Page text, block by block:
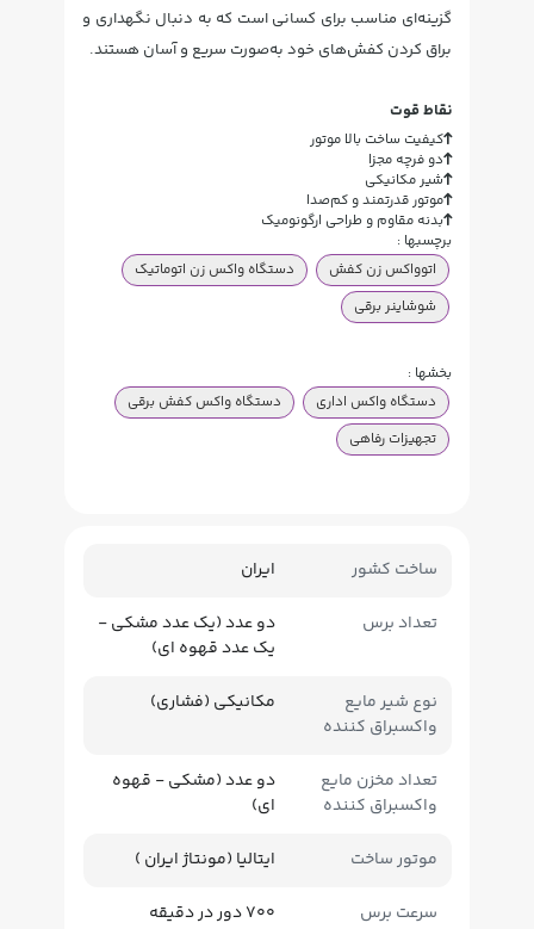
گزینه‌ای مناسب برای کسانی است که به دنبال نگهداری و
براق کردن کفش‌های خود به‌صورت سریع و آسان هستند.
نقاط قوت
کیفیت ساخت بالا موتور
دو فرچه مجزا
شیر مکانیکی
موتور قدرتمند و کم‌صدا
بدنه مقاوم و طراحی ارگونومیک
برچسبها :
اتوواکس زن کفش
دستگاه واکس زن اتوماتیک
شوشاینر برقی
بخشها :
دستگاه واکس اداری
دستگاه واکس کفش برقی
تجهیزات رفاهی
ساخت کشور ایران
تعداد برس
دو عدد (یک عدد مشکی -
یک عدد قهوه ای)
نوع شیر مایع
واکسبراق کننده
مکانیکی (فشاری)
تعداد مخزن مایع
واکسبراق کننده
دو عدد (مشکی - قهوه
ای)
موتور ساخت ایتالیا (مونتاژ ایران )
سرعت برس 700 دور در دقیقه